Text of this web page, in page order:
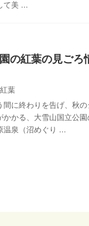
て美 ...
の紅葉の見ごろ
紅葉
に終わりを告げ、秋の
かかる、大雪山国立公
温泉（沼めぐり ...